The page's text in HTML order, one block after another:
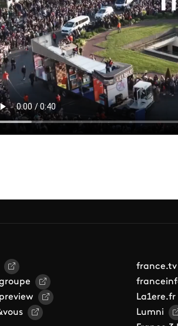
france.tv
La1ere.fr
Lumni